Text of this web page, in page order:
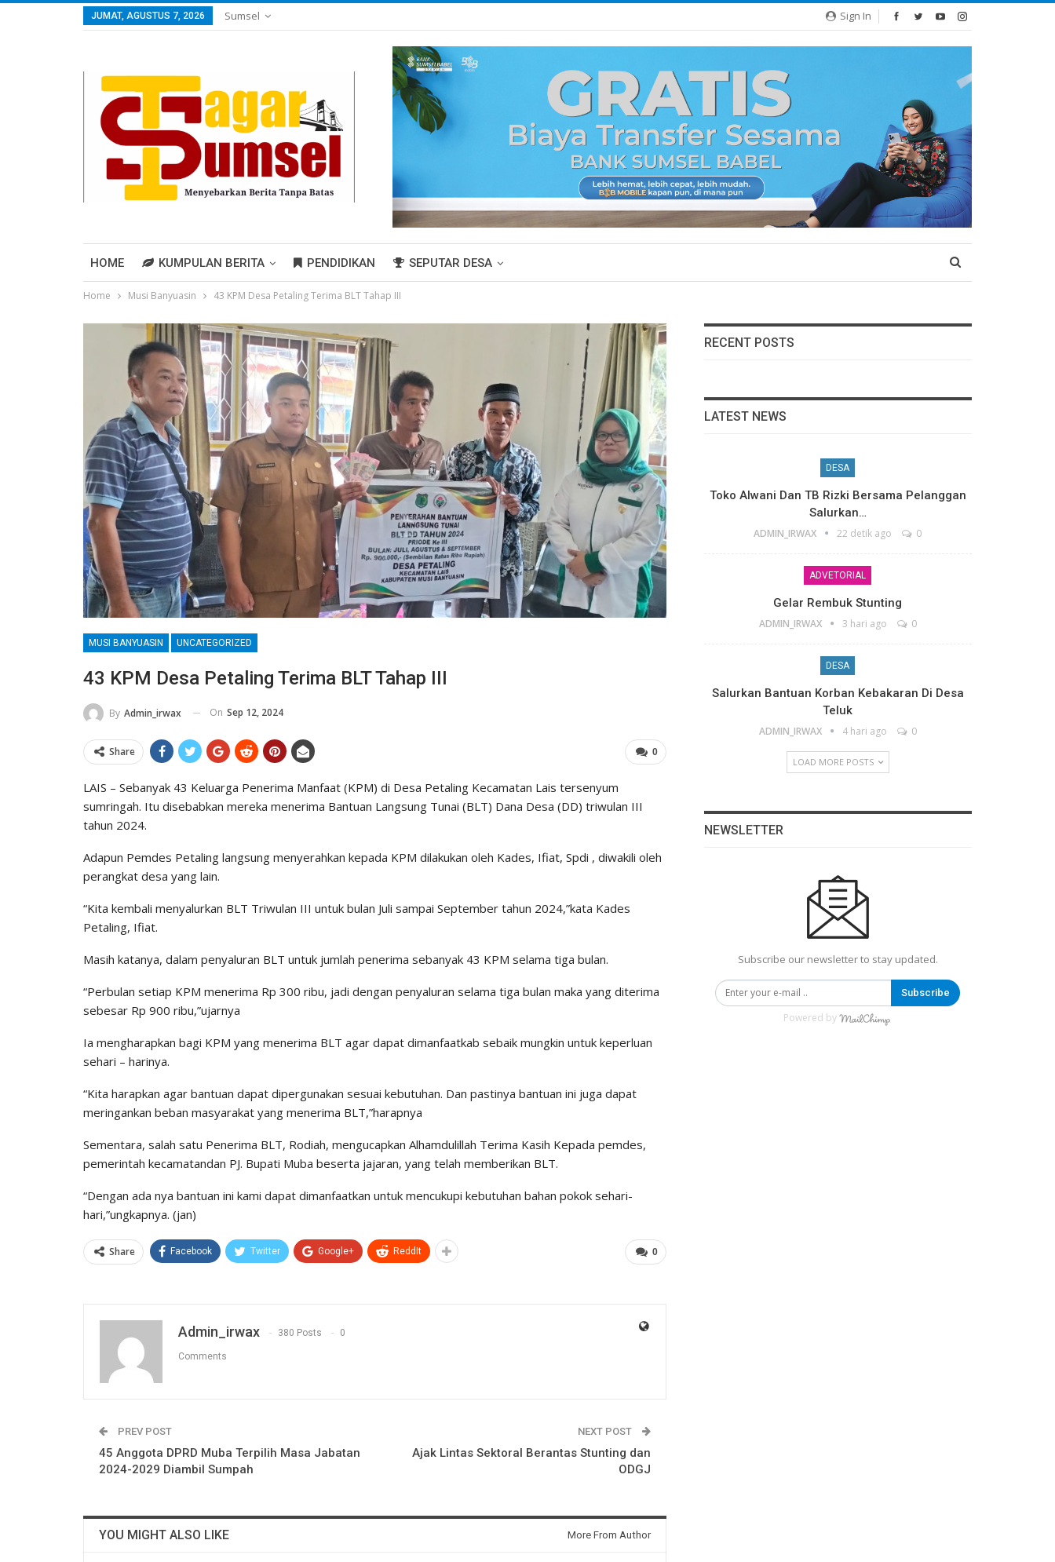
Sign In
JUMAT, AGUSTUS 7, 2026 Sumsel
HOME KUMPULAN BERITA PENDIDIKAN SEPUTAR DESA
Home Musi Banyuasin 43 KPM Desa Petaling Terima BLT Tahap III
MUSI BANYUASIN UNCATEGORIZED
43 KPM Desa Petaling Terima BLT Tahap III
By Admin_irwax On Sep 12, 2024
0
Share
LAIS – Sebanyak 43 Keluarga Penerima Manfaat (KPM) di Desa Petaling Kecamatan Lais tersenyum
sumringah. Itu disebabkan mereka menerima Bantuan Langsung Tunai (BLT) Dana Desa (DD) triwulan III
tahun 2024.
Adapun Pemdes Petaling langsung menyerahkan kepada KPM dilakukan oleh Kades, Ifiat, Spdi , diwakili oleh
perangkat desa yang lain.
“Kita kembali menyalurkan BLT Triwulan III untuk bulan Juli sampai September tahun 2024,”kata Kades
Petaling, Ifiat.
Masih katanya, dalam penyaluran BLT untuk jumlah penerima sebanyak 43 KPM selama tiga bulan.
“Perbulan setiap KPM menerima Rp 300 ribu, jadi dengan penyaluran selama tiga bulan maka yang diterima
sebesar Rp 900 ribu,”ujarnya
Ia mengharapkan bagi KPM yang menerima BLT agar dapat dimanfaatkab sebaik mungkin untuk keperluan
sehari – harinya.
“Kita harapkan agar bantuan dapat dipergunakan sesuai kebutuhan. Dan pastinya bantuan ini juga dapat
meringankan beban masyarakat yang menerima BLT,”harapnya
Sementara, salah satu Penerima BLT, Rodiah, mengucapkan Alhamdulillah Terima Kasih Kepada pemdes,
pemerintah kecamatandan PJ. Bupati Muba beserta jajaran, yang telah memberikan BLT.
“Dengan ada nya bantuan ini kami dapat dimanfaatkan untuk mencukupi kebutuhan bahan pokok sehari-
hari,”ungkapnya. (jan)
0
Share Facebook Twitter Google+ ReddIt
Admin_irwax 380 Posts 0
Comments
PREV POST
45 Anggota DPRD Muba Terpilih Masa Jabatan
2024-2029 Diambil Sumpah
NEXT POST
Ajak Lintas Sektoral Berantas Stunting dan
ODGJ
YOU MIGHT ALSO LIKE More From Author
RECENT POSTS
LATEST NEWS
DESA
Toko Alwani Dan TB Rizki Bersama Pelanggan
Salurkan…
ADMIN_IRWAX 22 detik ago 0
ADVETORIAL
Gelar Rembuk Stunting
ADMIN_IRWAX 3 hari ago 0
DESA
Salurkan Bantuan Korban Kebakaran Di Desa
Teluk
ADMIN_IRWAX 4 hari ago 0
LOAD MORE POSTS
NEWSLETTER
Subscribe our newsletter to stay updated.
Subscribe
Powered by